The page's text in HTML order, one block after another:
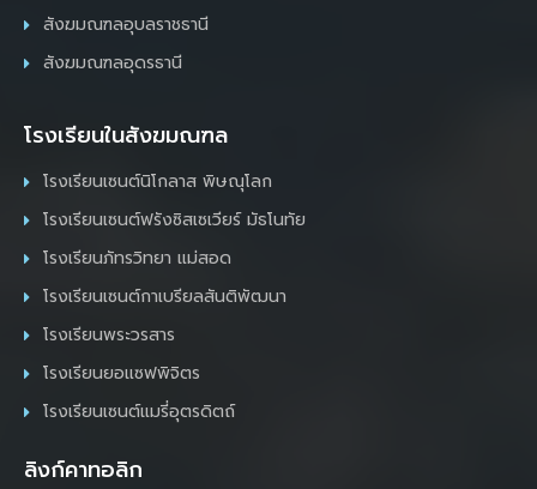
สังฆมณฑลอุบลราชธานี
สังฆมณฑลอุดรธานี
โรงเรียนในสังฆมณฑล
โรงเรียนเซนต์นิโกลาส พิษณุโลก
โรงเรียนเซนต์ฟรังซิสเซเวียร์ มัธโนทัย
โรงเรียนภัทรวิทยา แม่สอด
โรงเรียนเซนต์กาเบรียลสันติพัฒนา
โรงเรียนพระวรสาร
โรงเรียนยอแซฟพิจิตร
โรงเรียนเซนต์แมรี่อุตรดิตถ์
ลิงก์คาทอลิก